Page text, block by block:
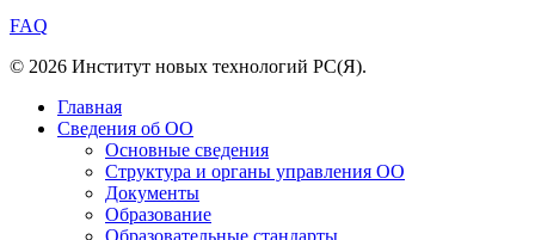
FAQ
© 2026 Институт новых технологий РС(Я).
Главная
Сведения об ОО
Основные сведения
Структура и органы управления ОО
Документы
Образование
Образовательные стандарты